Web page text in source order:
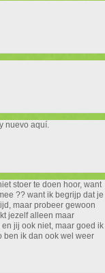
nuevo aquí.
stoer te doen hoor, want
?? want ik begrijp dat je
maar probeer gewoon
jezelf alleen maar
jij ook niet, maar goed ik
ben ik dan ook wel weer